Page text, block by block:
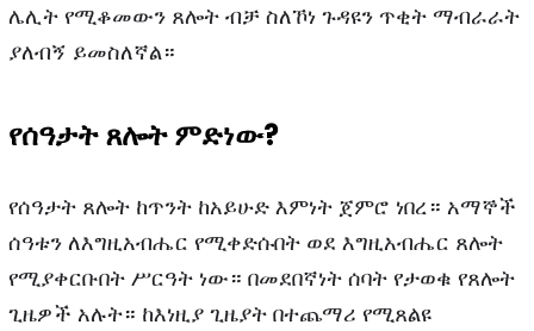
ሌሊት የሚቆመውን ጸሎት ብቻ ስለኾነ ጉዳዩን ጥቂት ማብራራት
ያለብኝ ይመስለኛል።
የሰዓታት ጸሎት ምድነው?
የሰዓታት ጸሎት ከጥንት ከአይሁድ እምነት ጀምሮ ነበረ። አማኞች
ሰዓቱን ለእግዚአብሔር የሚቀድሱበት ወደ እግዚአብሔር ጸሎት
የሚያቀርቡበት ሥርዓት ነው። በመደበኛነት ሰባት የታወቁ የጸሎት
ጊዜዎች አሉት። ከእነዚያ ጊዜያት በተጨማሪ የሚጸልዩ